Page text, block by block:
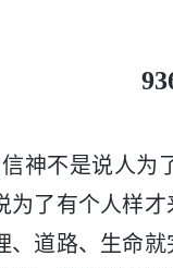
神不是说人为
为了有个人样
、道路、生命